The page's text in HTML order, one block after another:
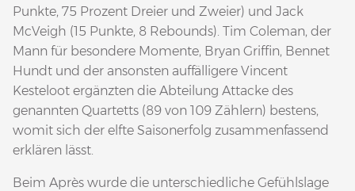
Punkte, 75 Prozent Dreier und Zweier) und Jack
McVeigh (15 Punkte, 8 Rebounds). Tim Coleman, der
Mann für besondere Momente, Bryan Griffin, Bennet
Hundt und der ansonsten auffälligere Vincent
Kesteloot ergänzten die Abteilung Attacke des
genannten Quartetts (89 von 109 Zählern) bestens,
womit sich der elfte Saisonerfolg zusammenfassend
erklären lässt.
Beim Après wurde die unterschiedliche Gefühlslage